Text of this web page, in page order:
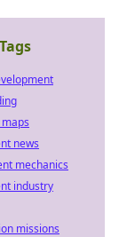
news
mechanics
industry
missions